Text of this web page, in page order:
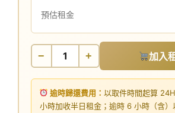
預估租金
− + 加入
逾時歸還費用：以取件時間起算
小時加收半日租金；逾時 6 小時（含）